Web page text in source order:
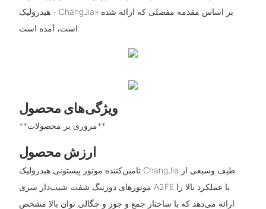
هیدرولیک - ChangJia» بر اساس مقدمه مفصلی که ارائه شده
است، آمده است:
ویژگی‌های محصول
**مروری بر محصولات**
ارزش محصول
تامین‌کننده موتور پیستونی هیدرولیک ChangJia طیف وسیعی از
موتورهای دوزینگ شفت شیب‌دار سری A2FE با عملکرد بالا را
ارائه می‌دهد که با ساختار جمع و جور و چگالی توان بالا مشخص